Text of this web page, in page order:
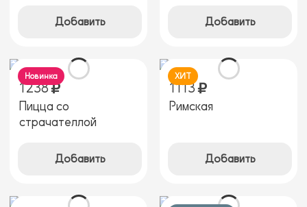
Добавить Добавить
1238
Пицца со
страчателлой
Добавить
Новинка
1113
Римская
Добавить
ХИТ